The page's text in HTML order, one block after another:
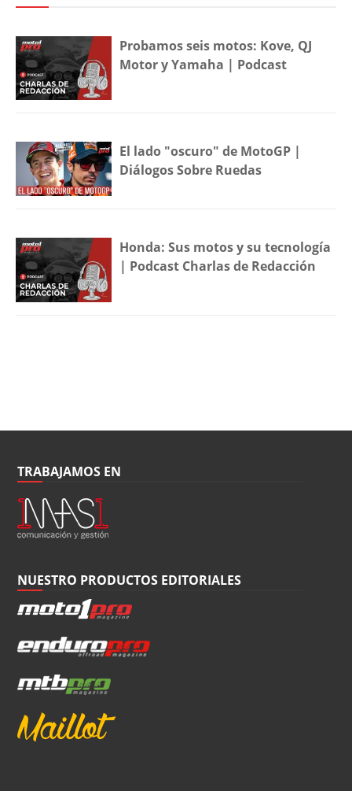
Probamos seis motos: Kove, QJ
Motor y Yamaha | Podcast
El lado "oscuro" de MotoGP |
Diálogos Sobre Ruedas
Honda: Sus motos y su tecnología
| Podcast Charlas de Redacción
TRABAJAMOS EN
NUESTRO PRODUCTOS EDITORIALES